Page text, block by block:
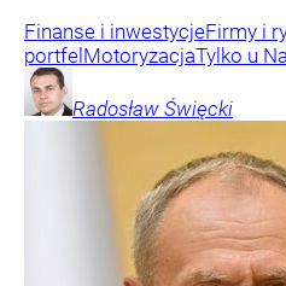
Finanse i inwestycjeFirmy i
portfelMotoryzacjaTylko u
Radosław Święcki